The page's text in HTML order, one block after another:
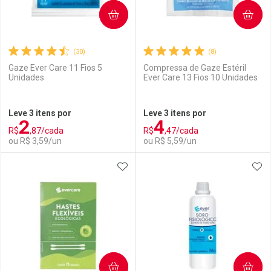
Comprar sem Desconto
Por R$ 55,89/cada
Comprar sem Desconto
Por R$ 55,89/cada
Comprar sem Desconto
Por R$ 3,99/cada
Comprar sem Desconto
Por R$ 3,99/cada
(30)
Gaze Ever Care 11 Fios 5
Unidades
Leve 3 itens por
R$2,87/cada
ou R$ 3,59/un
COMPRAR
Laboratório
Por Menos
(8)
Compressa de Gaze Estéril
Ever Care 13 Fios 10 Unidades
Leve 3 itens por
R$4,47/cada
ou R$ 5,59/un
COMPRAR
Laboratório
Por Menos
ADICIONAR AOS FAVORITOS
COMPRAR COMPRAR